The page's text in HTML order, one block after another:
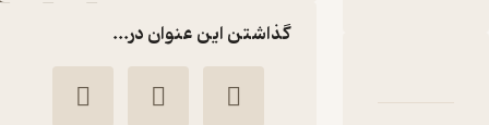
گذاشتن این عنوان در...